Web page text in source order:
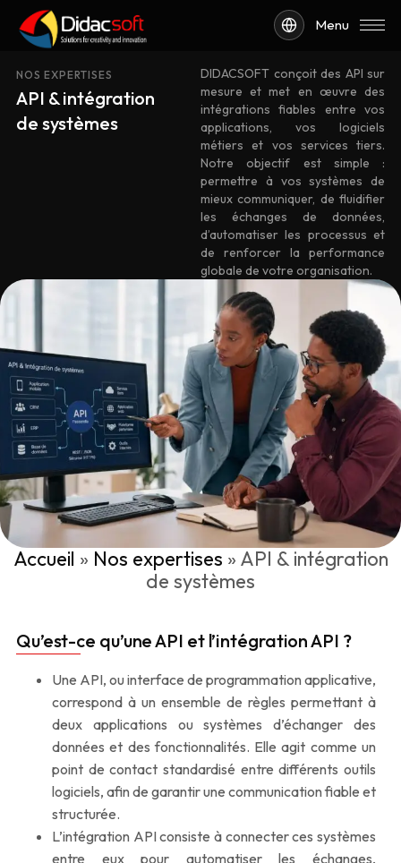
Menu
NOS EXPERTISES
API & intégration
de systèmes
DIDACSOFT conçoit des API sur
mesure et met en œuvre des
intégrations fiables entre vos
applications, vos logiciels
métiers et vos services tiers.
Notre objectif est simple :
permettre à vos systèmes de
mieux communiquer, de fluidifier
les échanges de données,
d’automatiser les processus et
de renforcer la performance
globale de votre organisation.
Accueil » Nos expertises » API & intégration
de systèmes
Qu’est-ce qu’une API et l’intégration API ?
Une API, ou interface de programmation applicative,
correspond à un ensemble de règles permettant à
deux applications ou systèmes d’échanger des
données et des fonctionnalités. Elle agit comme un
point de contact standardisé entre différents outils
logiciels, afin de garantir une communication fiable et
structurée.
L’intégration API consiste à connecter ces systèmes
entre eux pour automatiser les échanges,